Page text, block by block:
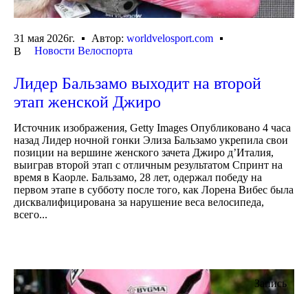
31 мая 2026г. Автор: worldvelosport.com
В
Новости Велоспорта
Лидер Бальзамо выходит на второй
этап женской Джиро
Источник изображения, Getty Images Опубликовано 4 часа
назад Лидер ночной гонки Элиза Бальзамо укрепила свои
позиции на вершине женского зачета Джиро д’Италия,
выиграв второй этап с отличным результатом Спринт на
время в Каорле. Бальзамо, 28 лет, одержал победу на
первом этапе в субботу после того, как Лорена Вибес была
дисквалифицирована за нарушение веса велосипеда,
всего...
Запись